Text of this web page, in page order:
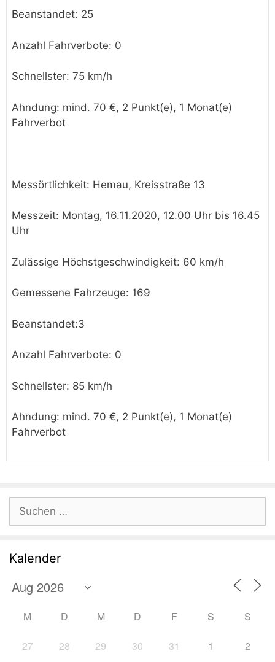
Beanstandet: 25
Anzahl Fahrverbote: 0
Schnellster: 75 km/h
Ahndung: mind. 70 €, 2 Punkt(e), 1 Monat(e)
Fahrverbot
Messörtlichkeit: Hemau, Kreisstraße 13
Messzeit: Montag, 16.11.2020, 12.00 Uhr bis 16.45
Uhr
Zulässige Höchstgeschwindigkeit: 60 km/h
Gemessene Fahrzeuge: 169
Beanstandet:3
Anzahl Fahrverbote: 0
Schnellster: 85 km/h
Ahndung: mind. 70 €, 2 Punkt(e), 1 Monat(e)
Fahrverbot
Suchen
nach:
Kalender
M D M D F S S
27 28 29 30 31 1 2